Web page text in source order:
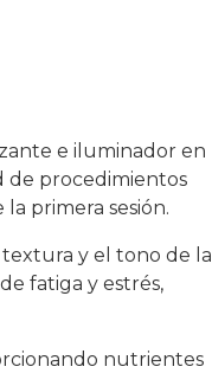
e iluminador en
de procedimientos
primera sesión.
y el tono de la
fatiga y estrés,
nutrientes